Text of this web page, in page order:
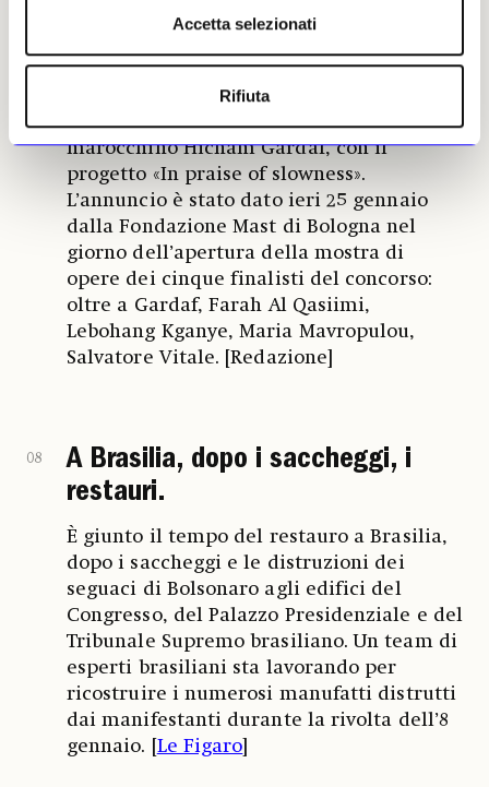
Accetta selezionati
Rifiuta
Il vincitore del Mast Photography Grant
on Industry and Work 2023, concorso
giunto alla settima edizione, è il fotografo
marocchino Hicham Gardaf, con il
progetto «In praise of slowness».
L’annuncio è stato dato ieri 25 gennaio
dalla Fondazione Mast di Bologna nel
giorno dell’apertura della mostra di
opere dei cinque finalisti del concorso:
oltre a Gardaf, Farah Al Qasiimi,
Lebohang Kganye, Maria Mavropulou,
Salvatore Vitale. [Redazione]
08
A Brasilia, dopo i saccheggi, i
restauri.
È giunto il tempo del restauro a Brasilia,
dopo i saccheggi e le distruzioni dei
seguaci di Bolsonaro agli edifici del
Congresso, del Palazzo Presidenziale e del
Tribunale Supremo brasiliano. Un team di
esperti brasiliani sta lavorando per
ricostruire i numerosi manufatti distrutti
dai manifestanti durante la rivolta dell’8
gennaio. [ Le Figaro